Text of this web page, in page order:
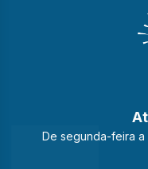
De segunda-feira a